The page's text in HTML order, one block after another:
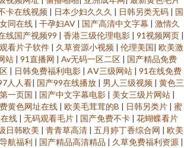
卡在线视频 | 日本少妇久久久 | 日韩另类无码 | 国
同在线 | 干孕妇AV | 国产高清中文字幕 | 激情久
线国产视频99 | 香港三级伦理电影 | 91视频网页 |
看片子软件 | 久草资源小视频 | 伦理美国| 欧美激
站 | 91直播网 | Av无码一区二区 | 国产精品免费
| 日韩免费福利电影 | AⅤ三级网站 | 91在线免费
人人看| 国产99在线播放 | 男人三级视频 | 黄色三
一页国 | 国产中文字幕电影 | 美女三级片网站 |
黄色网址在线 | 欧美毛茸茸的B | 日韩另类片 | 蜜
线 | 无码观看毛片 | 国产免费不卡 | 花蝴蝶看片
日韩欧美 | 青青草高清 | 五月婷丁香综合网 | 欧美
航福利 | 国产精品高清精品 | 久草免费福利资源 |